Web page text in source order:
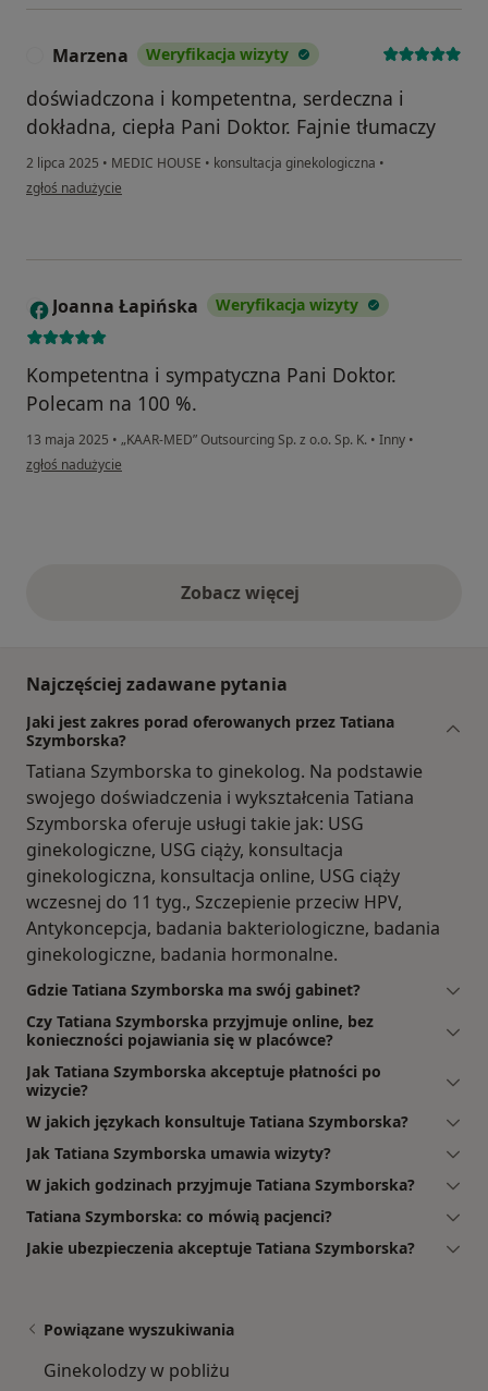
Marzena Weryfikacja wizyty
doświadczona i kompetentna, serdeczna i
dokładna, ciepła Pani Doktor. Fajnie tłumaczy
2 lipca 2025 • MEDIC HOUSE • konsultacja ginekologiczna •
w opinii użytkownika Marzena
zgłoś nadużycie
J Joanna Łapińska Weryfikacja wizyty
Kompetentna i sympatyczna Pani Doktor.
Polecam na 100 %.
13 maja 2025 • „KAAR-MED” Outsourcing Sp. z o.o. Sp. K. • Inny •
w opinii użytkownika Joanna Łapińska
zgłoś nadużycie
Zobacz więcejopinie powyżej
Najczęściej zadawane pytania
Jaki jest zakres porad oferowanych przez Tatiana
Szymborska?
Tatiana Szymborska to ginekolog. Na podstawie
swojego doświadczenia i wykształcenia Tatiana
Szymborska oferuje usługi takie jak: USG
ginekologiczne, USG ciąży, konsultacja
ginekologiczna, konsultacja online, USG ciąży
wczesnej do 11 tyg., Szczepienie przeciw HPV,
Antykoncepcja, badania bakteriologiczne, badania
ginekologiczne, badania hormonalne.
Gdzie Tatiana Szymborska ma swój gabinet?
Czy Tatiana Szymborska przyjmuje online, bez
konieczności pojawiania się w placówce?
Jak Tatiana Szymborska akceptuje płatności po
wizycie?
W jakich językach konsultuje Tatiana Szymborska?
Jak Tatiana Szymborska umawia wizyty?
W jakich godzinach przyjmuje Tatiana Szymborska?
Tatiana Szymborska: co mówią pacjenci?
Jakie ubezpieczenia akceptuje Tatiana Szymborska?
Powiązane wyszukiwania
Ginekolodzy w pobliżu